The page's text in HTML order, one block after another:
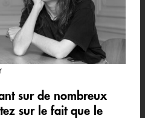
sur de nombreux
sur le fait que le